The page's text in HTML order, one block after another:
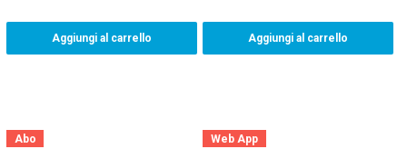
Aggiungi al carrello Aggiungi al carrello
Abo Web App